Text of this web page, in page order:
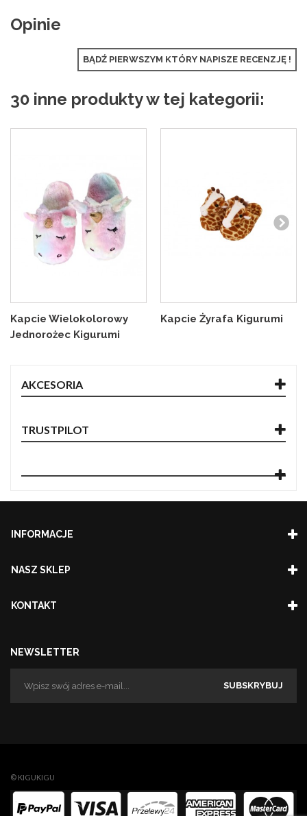
Opinie
BĄDŹ PIERWSZYM KTÓRY NAPISZE RECENZJĘ !
30 inne produkty w tej kategorii:
Kapcie Wielokolorowy
Jednorożec Kigurumi
Kapcie Żyrafa Kigurumi
AKCESORIA
TRUSTPILOT
INFORMACJE
NASZ SKLEP
KONTAKT
NEWSLETTER
SUBSKRYBUJ
© KIGUKIGU